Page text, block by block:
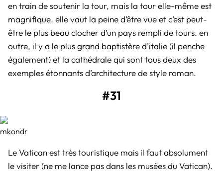
en train de soutenir la tour, mais la tour elle-même est
magnifique. elle vaut la peine d’être vue et c’est peut-
être le plus beau clocher d’un pays rempli de tours. en
outre, il y a le plus grand baptistère d’italie (il penche
également) et la cathédrale qui sont tous deux des
exemples étonnants d’architecture de style roman.
#31
mkondr
Le Vatican est très touristique mais il faut absolument
le visiter (ne me lance pas dans les musées du Vatican).